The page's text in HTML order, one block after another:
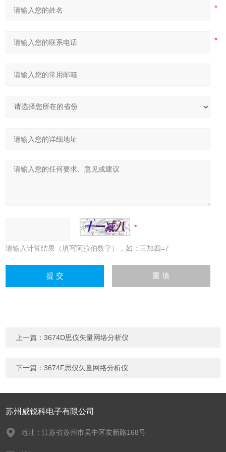
请输入计算结果（填写阿拉伯数字），如：三加四=7
上一篇：3674D思仪矢量网络分析仪
下一篇：3674F思仪矢量网络分析仪
苏州威锐科电子有限公司
地址：江苏省苏州市吴中区友新路168号